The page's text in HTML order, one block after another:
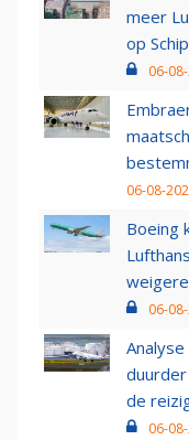
meer
op
06-
06-08-
Boeing
06-
de
06-